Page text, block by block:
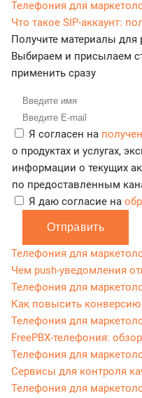
Телефония для
Что такое SIP-аккаунт:
Получите материалы
Выбираем и присылаем
применить сразу
Я согласен на
о продуктах и услугах,
информации о текущих
по предоставленным
Я даю согласие на
Отправить
Телефония для
Чем push-уведомления
Телефония для
Как повысить
Телефония для
FreePBX-телефония:
Телефония для
Сервисы для контроля
Телефония для